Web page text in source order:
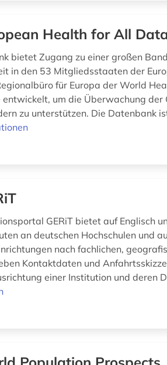
Health for All
bietet Zugang zu einer großen
in den 53 Mitgliedsstaaten der
für Europa der World
entwickelt, um die Überwachung
zu unterstützen. Die Datenbank
GERiT bietet auf Englisch
an deutschen Hochschulen und
nach fachlichen,
Kontaktdaten und
einer Institution und deren